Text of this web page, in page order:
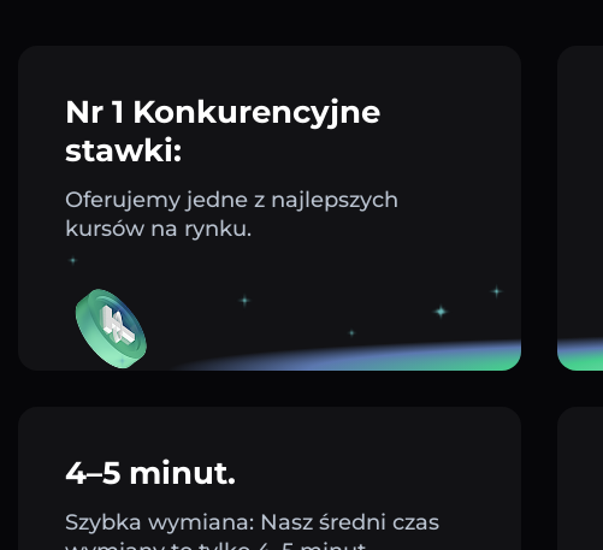
Nr 1 Konkurencyjne
stawki:
Oferujemy jedne z najlepszych
kursów na rynku.
4–5 minut.
Szybka wymiana: Nasz średni czas